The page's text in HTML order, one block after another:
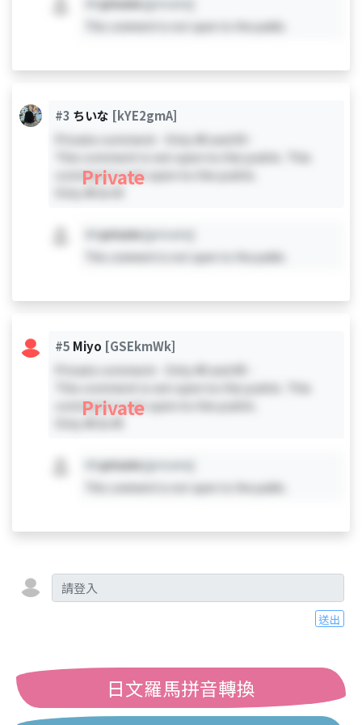
private [private]
This comment is not open to the public.
#3 ちいな [kYE2gmA]
Private comment - Only #0 and #3 -
This comment is not open to the public. This
comment is not open to the public.
Private
private [private]
This comment is not open to the public.
#5 Miyo [GSEkmWk]
Private comment - Only #0 and #5 -
This comment is not open to the public. This
comment is not open to the public.
Private
private [private]
This comment is not open to the public.
送出
日文羅馬拼音轉換